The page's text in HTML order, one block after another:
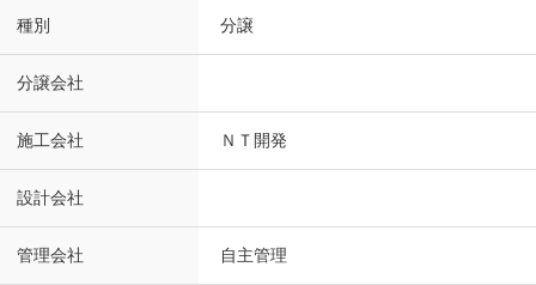
種別 分譲
分譲会社
施工会社 ＮＴ開発
設計会社
管理会社 自主管理